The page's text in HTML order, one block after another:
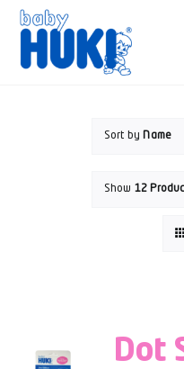
Skip
content
Sort by Name
Show 12
Dot